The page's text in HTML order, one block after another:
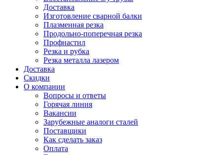
Доставка
Изготовление сварной балки
Плазменная резка
Продольно-поперечная резка
Профнастил
Резка и рубка
Резка металла лазером
Доставка
Скидки
О компании
Вопросы и ответы
Горячая линия
Вакансии
Зарубежные аналоги сталей
Поставщики
Как сделать заказ
Оплата